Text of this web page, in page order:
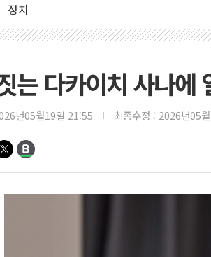
정치
는 다카이치 사나에
년05월19일 21:55 최종수정 : 2026년05